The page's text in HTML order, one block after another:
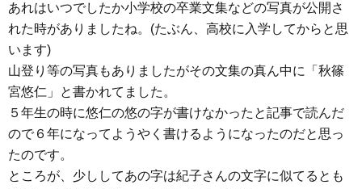
あれはいつでしたか小学校の卒業文集などの写真が公開さ
れた時がありましたね。(たぶん、高校に入学してからと思
います)
山登り等の写真もありましたがその文集の真ん中に「秋篠
宮悠仁」と書かれてました。
５年生の時に悠仁の悠の字が書けなかったと記事で読んだ
ので６年になってようやく書けるようになったのだと思っ
たのです。
ところが、少ししてあの字は紀子さんの文字に似てるとも